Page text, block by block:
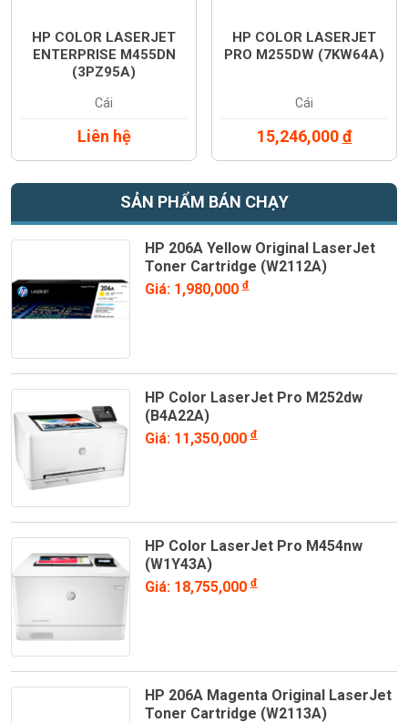
HP COLOR LASERJET
ENTERPRISE M455DN
(3PZ95A)
Cái
Liên hệ
HP COLOR LASERJET
PRO M255DW (7KW64A)
Cái
15,246,000đ
SẢN PHẨM BÁN CHẠY
HP 206A Yellow Original LaserJet
Toner Cartridge (W2112A)
Giá: 1,980,000đ
HP Color LaserJet Pro M252dw
(B4A22A)
Giá: 11,350,000đ
HP Color LaserJet Pro M454nw
(W1Y43A)
Giá: 18,755,000đ
HP 206A Magenta Original LaserJet
Toner Cartridge (W2113A)